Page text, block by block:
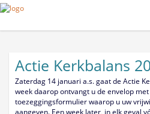
Actie Kerkbalans
Zaterdag 14 januari a.s. gaat de Actie
week daarop ontvangt u de envelop
toezeggingsformulier waarop u uw